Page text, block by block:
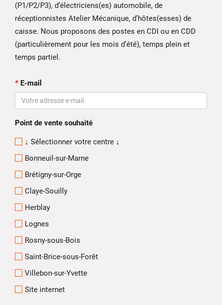
(P1/P2/P3), d’électriciens(es) automobile, de
réceptionnistes Atelier Mécanique, d’hôtes(esses) de
caisse. Nous proposons des postes en CDI ou en CDD
(particulièrement pour les mois d’été), temps plein et
temps partiel.
* E-mail
Point de vente souhaité
↓ Sélectionner votre centre ↓
Bonneuil-sur-Marne
Brétigny-sur-Orge
Claye-Souilly
Herblay
Lognes
Rosny-sous-Bois
Saint-Brice-sous-Forêt
Villebon-sur-Yvette
Site internet